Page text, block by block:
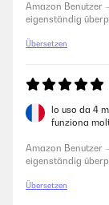
Amazon Benutzer
eigenständig
Übersetzen
lo uso da 4
funziona
Amazon Benutzer
eigenständig
Übersetzen